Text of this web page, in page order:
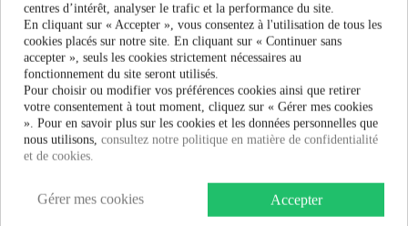
PRÉVENEZ-MOI LORSQUE LE PRODUIT EST DISPONIBLE
Taille:
Couleur:
centres d’intérêt, analyser le trafic et la performance du site.
En cliquant sur « Accepter », vous consentez à l'utilisation de tous les
cookies placés sur notre site. En cliquant sur « Continuer sans
accepter », seuls les cookies strictement nécessaires au
fonctionnement du site seront utilisés.
Pour choisir ou modifier vos préférences cookies ainsi que retirer
votre consentement à tout moment, cliquez sur « Gérer mes cookies
». Pour en savoir plus sur les cookies et les données personnelles que
nous utilisons, consultez notre politique en matière de confidentialité
et de cookies.
Accepter
Gérer mes cookies